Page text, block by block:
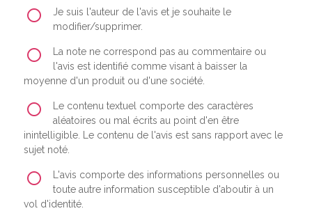
Je suis l'auteur de l'avis et je souhaite le
modifier/supprimer.
La note ne correspond pas au commentaire ou
l'avis est identifié comme visant à baisser la
moyenne d'un produit ou d'une société.
Le contenu textuel comporte des caractères
aléatoires ou mal écrits au point d'en être
inintelligible. Le contenu de l'avis est sans rapport avec le
sujet noté.
L'avis comporte des informations personnelles ou
toute autre information susceptible d'aboutir à un
vol d'identité.